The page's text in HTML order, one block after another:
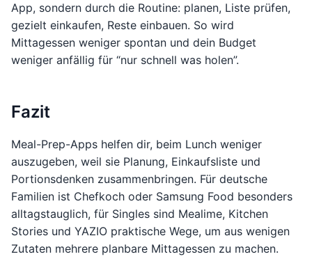
App, sondern durch die Routine: planen, Liste prüfen,
gezielt einkaufen, Reste einbauen. So wird
Mittagessen weniger spontan und dein Budget
weniger anfällig für “nur schnell was holen”.
Fazit
Meal-Prep-Apps helfen dir, beim Lunch weniger
auszugeben, weil sie Planung, Einkaufsliste und
Portionsdenken zusammenbringen. Für deutsche
Familien ist Chefkoch oder Samsung Food besonders
alltagstauglich, für Singles sind Mealime, Kitchen
Stories und YAZIO praktische Wege, um aus wenigen
Zutaten mehrere planbare Mittagessen zu machen.